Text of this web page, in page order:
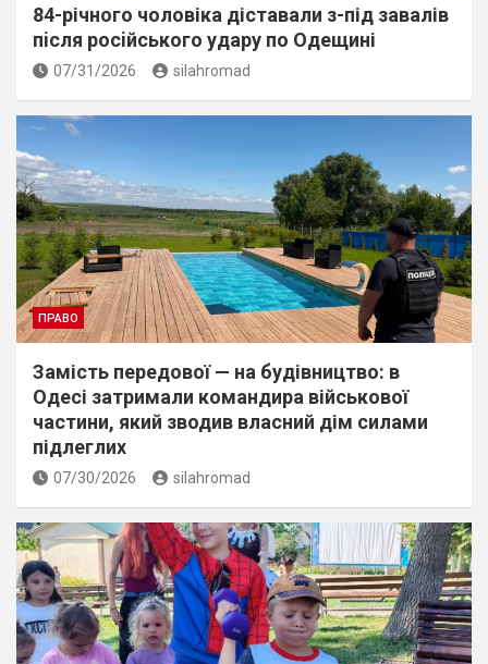
84-річного чоловіка діставали з-під завалів
пiсля росiйського удару по Одещині
07/31/2026 silahromad
ПРАВО
Замість передової — на будівництво: в
Одесі затримали командира військової
частини, який зводив власний дім силами
підлеглих
07/30/2026 silahromad